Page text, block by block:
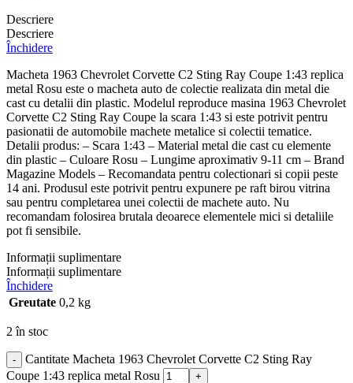
Descriere
Descriere
Închidere
Macheta 1963 Chevrolet Corvette C2 Sting Ray Coupe 1:43 replica
metal Rosu este o macheta auto de colectie realizata din metal die
cast cu detalii din plastic. Modelul reproduce masina 1963 Chevrolet
Corvette C2 Sting Ray Coupe la scara 1:43 si este potrivit pentru
pasionatii de automobile machete metalice si colectii tematice.
Detalii produs: – Scara 1:43 – Material metal die cast cu elemente
din plastic – Culoare Rosu – Lungime aproximativ 9-11 cm – Brand
Magazine Models – Recomandata pentru colectionari si copii peste
14 ani. Produsul este potrivit pentru expunere pe raft birou vitrina
sau pentru completarea unei colectii de machete auto. Nu
recomandam folosirea brutala deoarece elementele mici si detaliile
pot fi sensibile.
Informații suplimentare
Informații suplimentare
Închidere
Greutate 0,2 kg
2 în stoc
-
Cantitate Macheta 1963 Chevrolet Corvette C2 Sting Ray
Coupe 1:43 replica metal Rosu
+